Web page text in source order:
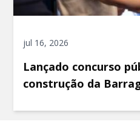
jul 16, 2026
Lançado concurso
construção da